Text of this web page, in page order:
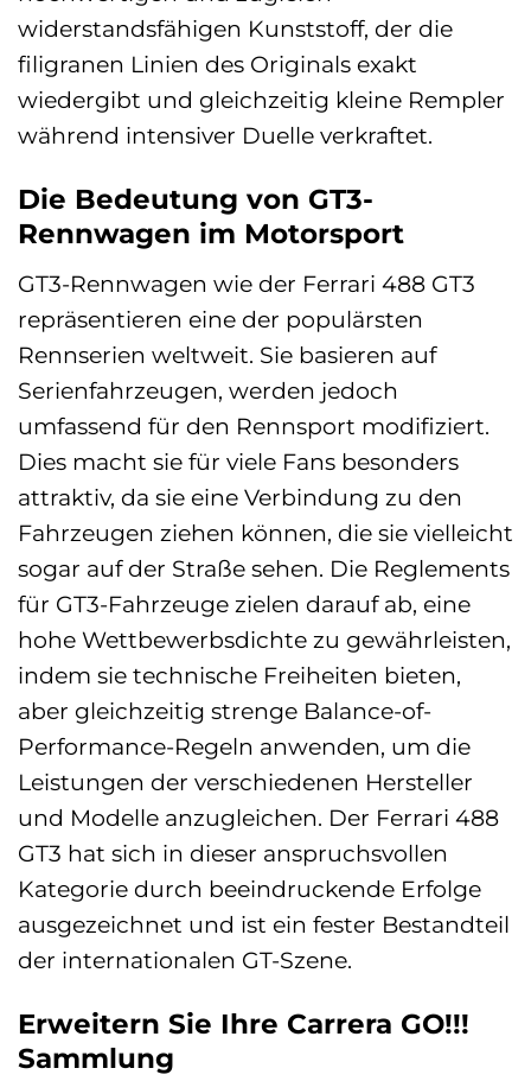
widerstandsfähigen Kunststoff, der die
filigranen Linien des Originals exakt
wiedergibt und gleichzeitig kleine Rempler
während intensiver Duelle verkraftet.
Die Bedeutung von GT3-
Rennwagen im Motorsport
GT3-Rennwagen wie der Ferrari 488 GT3
repräsentieren eine der populärsten
Rennserien weltweit. Sie basieren auf
Serienfahrzeugen, werden jedoch
umfassend für den Rennsport modifiziert.
Dies macht sie für viele Fans besonders
attraktiv, da sie eine Verbindung zu den
Fahrzeugen ziehen können, die sie vielleicht
sogar auf der Straße sehen. Die Reglements
für GT3-Fahrzeuge zielen darauf ab, eine
hohe Wettbewerbsdichte zu gewährleisten,
indem sie technische Freiheiten bieten,
aber gleichzeitig strenge Balance-of-
Performance-Regeln anwenden, um die
Leistungen der verschiedenen Hersteller
und Modelle anzugleichen. Der Ferrari 488
GT3 hat sich in dieser anspruchsvollen
Kategorie durch beeindruckende Erfolge
ausgezeichnet und ist ein fester Bestandteil
der internationalen GT-Szene.
Erweitern Sie Ihre Carrera GO!!!
Sammlung